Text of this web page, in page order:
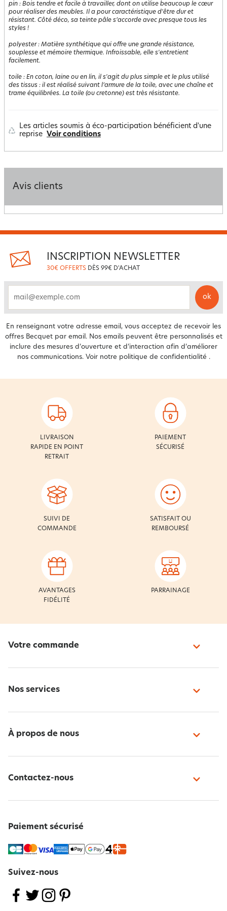
pin : Bois tendre et facile à travailler, dont on utilise beaucoup le cœur
pour réaliser des meubles. Il a pour caractéristique d'être dur et
résistant. Côté déco, sa teinte pâle s’accorde avec presque tous les
styles !
polyester: Matière synthétique qui offre une grande résistance,
souplesse et mémoire thermique. Infroissable, elle s'entretient
facilement.
toile : En coton, laine ou en lin, il s'agit du plus simple et le plus utilisé
des tissus : il est réalisé suivant l’armure de la toile, avec une chaîne et
trame équilibrées. La toile (ou cretonne) est très résistante.
Les articles soumis à éco-participation bénéficient d'une
reprise Voir conditions
Avis clients
INSCRIPTION NEWSLETTER
30€ OFFERTS DÈS 99€ D'ACHAT
email
ok
En renseignant votre adresse email, vous acceptez de recevoir les
offres Becquet par email. Nos emails peuvent être personnalisés et
inclure des mesures d’ouverture et d’interaction afin d’améliorer
nos communications. Voir notre politique de confidentialité .
LIVRAISON
RAPIDE EN POINT
RETRAIT
PAIEMENT
SÉCURISÉ
SUIVI DE
COMMANDE
SATISFAIT OU
REMBOURSÉ
AVANTAGES
FIDÉLITÉ
PARRAINAGE
Votre commande
Nos services
À propos de nous
Contactez-nous
Paiement sécurisé
Suivez-nous